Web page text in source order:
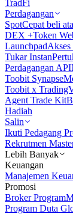
TradFi
Perdagangan
SpotCepat beli
DEX +Token
LaunchpadAkses
Tukar Instan
Perdagangan API
Toobit Synapse
Toobit x
Agent Trade Kit
Hadiah
Salin
Ikuti Pedagang
Rekrutmen
Lebih Banyak
Keuangan
Manajemen
Promosi
Broker Program
Program Duta